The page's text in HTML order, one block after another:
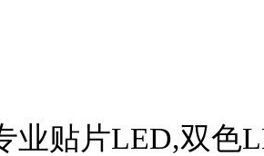
业贴片LED,双色